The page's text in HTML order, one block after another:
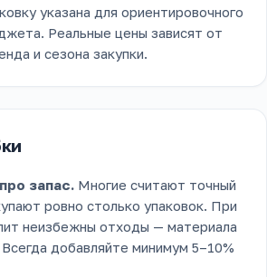
указана для ориентировочного
Реальные цены зависят от
и сезона закупки.
запас. Многие считают точный
ровно столько упаковок. При
неизбежны отходы — материала
добавляйте минимум 5–10%